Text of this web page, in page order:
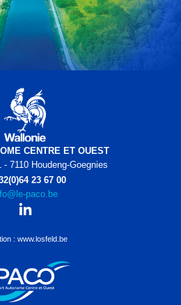
CENTRE ET OUEST
- 7110 Houdeng-Goegnies
23 67 00
paco.be
: www.losfeld.be